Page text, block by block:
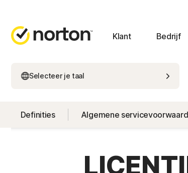
Klant Bedrijf
Selecteer je taal
Definities Algemene